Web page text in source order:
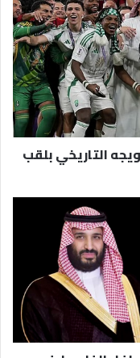
التاريخي بلقب